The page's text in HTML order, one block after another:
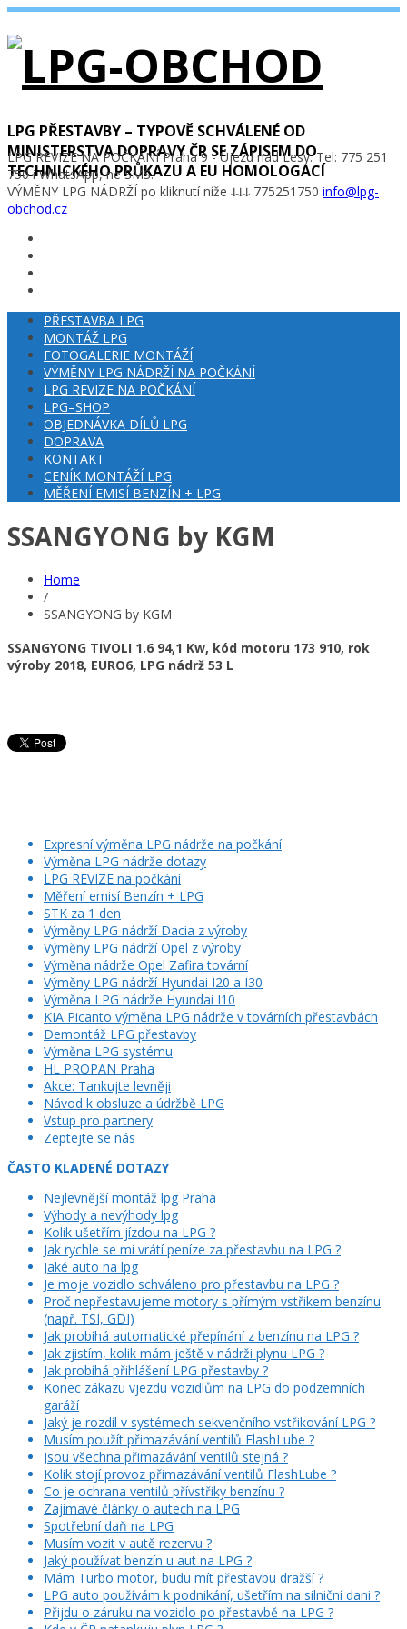
LPG PŘESTAVBY – TYPOVĚ SCHVÁLENÉ OD
MINISTERSTVA DOPRAVY ČR SE ZÁPISEM DO
TECHNICKÉHO PRŮKAZU A EU HOMOLOGACÍ
LPG REVIZE NA POČKÁNÍ Praha 9 - Újezd nad Lesy. Tel: 775 251
750 i WhatsApp, ne SMS.
VÝMĚNY LPG NÁDRŽÍ po kliknutí níže ↆↆↆ 775251750 info@lpg-
obchod.cz
PŘESTAVBA LPG
MONTÁŽ LPG
FOTOGALERIE MONTÁŽÍ
VÝMĚNY LPG NÁDRŽÍ NA POČKÁNÍ
LPG REVIZE NA POČKÁNÍ
LPG–SHOP
OBJEDNÁVKA DÍLŮ LPG
DOPRAVA
KONTAKT
CENÍK MONTÁŽÍ LPG
MĚŘENÍ EMISÍ BENZÍN + LPG
SSANGYONG by KGM
Home
/
SSANGYONG by KGM
SSANGYONG TIVOLI 1.6 94,1 Kw, kód motoru 173 910, rok
výroby 2018, EURO6, LPG nádrž 53 L
Expresní výměna LPG nádrže na počkání
Výměna LPG nádrže dotazy
LPG REVIZE na počkání
Měření emisí Benzín + LPG
STK za 1 den
Výměny LPG nádrží Dacia z výroby
Výměny LPG nádrží Opel z výroby
Výměna nádrže Opel Zafira tovární
Výměny LPG nádrží Hyundai I20 a I30
Výměna LPG nádrže Hyundai I10
KIA Picanto výměna LPG nádrže v továrních přestavbách
Demontáž LPG přestavby
Výměna LPG systému
HL PROPAN Praha
Akce: Tankujte levněji
Návod k obsluze a údržbě LPG
Vstup pro partnery
Zeptejte se nás
ČASTO KLADENÉ DOTAZY
Nejlevnější montáž lpg Praha
Výhody a nevýhody lpg
Kolik ušetřím jízdou na LPG ?
Jak rychle se mi vrátí peníze za přestavbu na LPG ?
Jaké auto na lpg
Je moje vozidlo schváleno pro přestavbu na LPG ?
Proč nepřestavujeme motory s přímým vstřikem benzínu
(např. TSI, GDI)
Jak probíhá automatické přepínání z benzínu na LPG ?
Jak zjistím, kolik mám ještě v nádrži plynu LPG ?
Jak probíhá přihlášení LPG přestavby ?
Konec zákazu vjezdu vozidlům na LPG do podzemních
garáží
Jaký je rozdíl v systémech sekvenčního vstřikování LPG ?
Musím použít přimazávání ventilů FlashLube ?
Jsou všechna přimazávání ventilů stejná ?
Kolik stojí provoz přimazávání ventilů FlashLube ?
Co je ochrana ventilů přívstřiky benzínu ?
Zajímavé články o autech na LPG
Spotřební daň na LPG
Musím vozit v autě rezervu ?
Jaký používat benzín u aut na LPG ?
Mám Turbo motor, budu mít přestavbu dražší ?
LPG auto používám k podnikání, ušetřím na silniční dani ?
Přijdu o záruku na vozidlo po přestavbě na LPG ?